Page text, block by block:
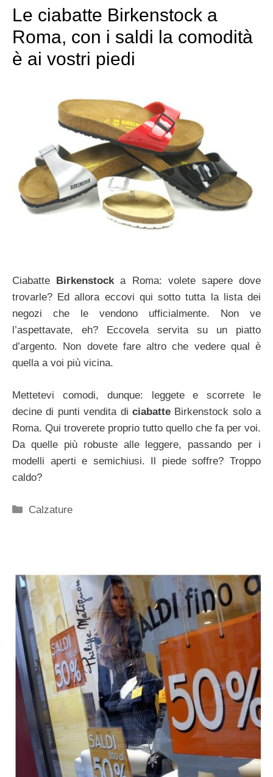
Le ciabatte Birkenstock a
Roma, con i saldi la comodità
è ai vostri piedi
Ciabatte Birkenstocka Roma: volete sapere dove
trovarle? Ed allora eccovi qui sotto tutta la lista dei
negozi che le vendono ufficialmente. Non ve
l’aspettavate, eh? Eccovela servita su un piatto
d’argento. Non dovete fare altro che vedere qual è
quella a voi più vicina.
Mettetevi comodi, dunque: leggete e scorrete le
decine di punti vendita di ciabatteBirkenstock solo a
Roma. Qui troverete proprio tutto quello che fa per voi.
Da quelle più robuste alle leggere, passando per i
modelli aperti e semichiusi. Il piede soffre? Troppo
caldo?
Categorie
Calzature